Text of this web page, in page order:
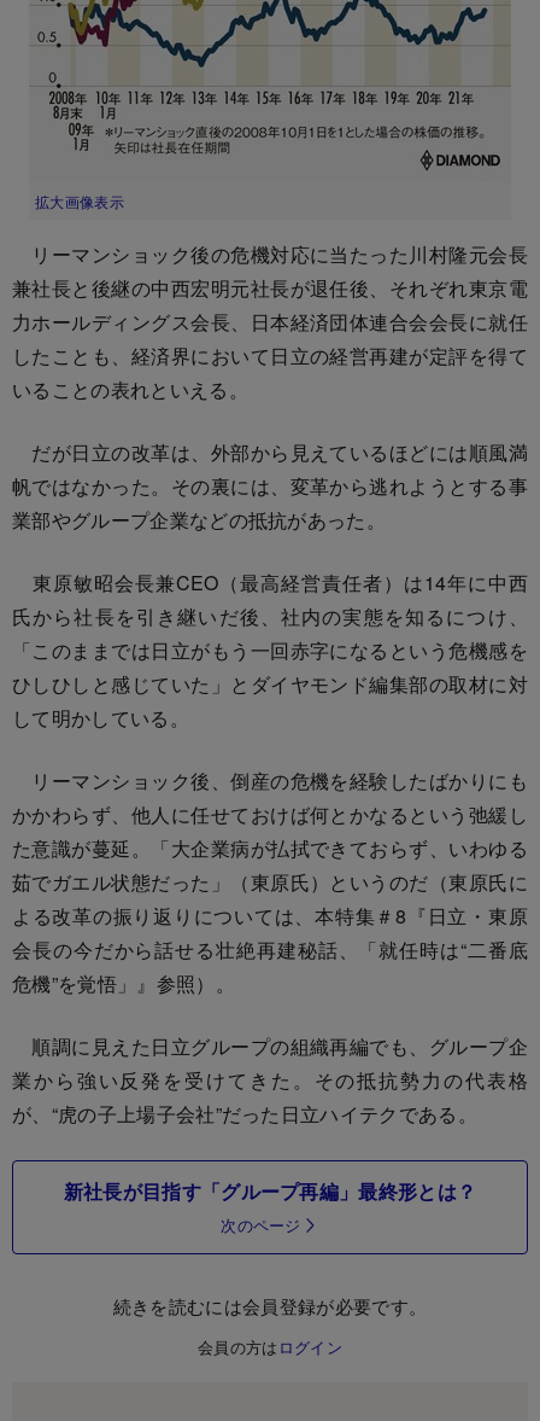
拡大画像表示
リーマンショック後の危機対応に当たった川村隆元会長
兼社長と後継の中西宏明元社長が退任後、それぞれ東京電
力ホールディングス会長、日本経済団体連合会会長に就任
したことも、経済界において日立の経営再建が定評を得て
いることの表れといえる。
だが日立の改革は、外部から見えているほどには順風満
帆ではなかった。その裏には、変革から逃れようとする事
業部やグループ企業などの抵抗があった。
東原敏昭会長兼CEO（最高経営責任者）は14年に中西
氏から社長を引き継いだ後、社内の実態を知るにつけ、
「このままでは日立がもう一回赤字になるという危機感を
ひしひしと感じていた」とダイヤモンド編集部の取材に対
して明かしている。
リーマンショック後、倒産の危機を経験したばかりにも
かかわらず、他人に任せておけば何とかなるという弛緩し
た意識が蔓延。「大企業病が払拭できておらず、いわゆる
茹でガエル状態だった」（東原氏）というのだ（東原氏に
よる改革の振り返りについては、本特集＃8『日立・東原
会長の今だから話せる壮絶再建秘話、「就任時は“二番底
危機”を覚悟」』参照）。
順調に見えた日立グループの組織再編でも、グループ企
業から強い反発を受けてきた。その抵抗勢力の代表格
が、“虎の子上場子会社”だった日立ハイテクである。
新社長が目指す「グループ再編」最終形とは？
次のページ
続きを読むには会員登録が必要です。
会員の方は ログイン